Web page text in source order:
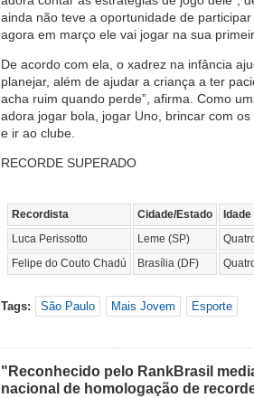
ainda não teve a oportunidade de
agora em março ele vai jogar na sua
De acordo com ela, o xadrez na infância
planejar, além de ajudar a criança a ter
acha ruim quando perde”, afirma. Como
adora jogar bola, jogar Uno, brincar com
e ir ao clube.
RECORDE SUPERADO
Recordista Cidade/Estado Idade
Luca Perissotto
Leme (SP)
Felipe do Couto Chadú
Brasília (DF)
Tags: São Paulo Mais Jovem Esporte
"Reconhecido pelo RankBrasil
nacional de homologação de